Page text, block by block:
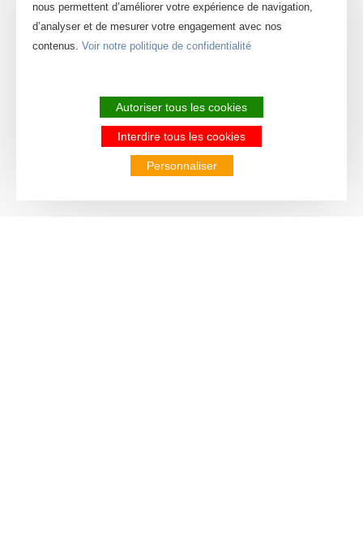
nous permettent d’améliorer votre expérience de navigation,
d’analyser et de mesurer votre engagement avec nos
contenus. Voir notre politique de confidentialité
Autoriser tous les cookies
Interdire tous les cookies
Personnaliser